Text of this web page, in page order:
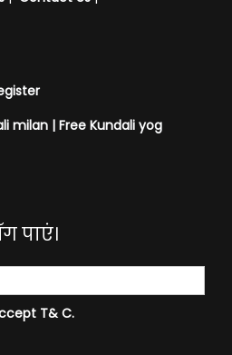
milan | Free Kundali yog
पाएं।
T& C.